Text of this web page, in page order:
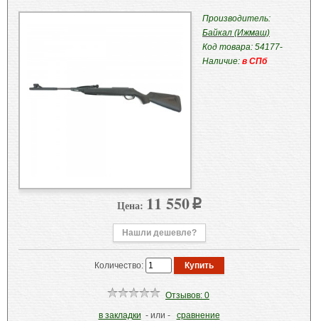
Производитель:
Байкал (Ижмаш)
Код товара: 54177-
Наличие: в СПб
Цена: 11 550p
Нашли дешевле?
Количество:
Отзывов: 0
в закладки - или - сравнение